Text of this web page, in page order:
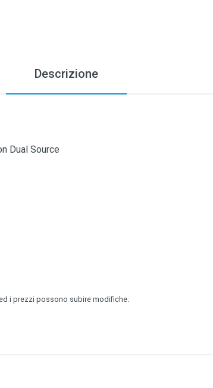
Descrizione
Dual Source
i prezzi possono subire modifiche.